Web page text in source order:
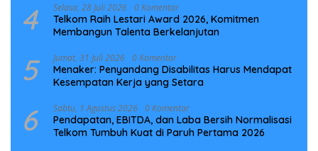
4 Selasa, 28 Juli 2026 0 Komentar
Telkom Raih Lestari Award 2026, Komitmen
Membangun Talenta Berkelanjutan
5 Jumat, 31 Juli 2026 0 Komentar
Menaker: Penyandang Disabilitas Harus Mendapat
Kesempatan Kerja yang Setara
6 Sabtu, 1 Agustus 2026 0 Komentar
Pendapatan, EBITDA, dan Laba Bersih Normalisasi
Telkom Tumbuh Kuat di Paruh Pertama 2026